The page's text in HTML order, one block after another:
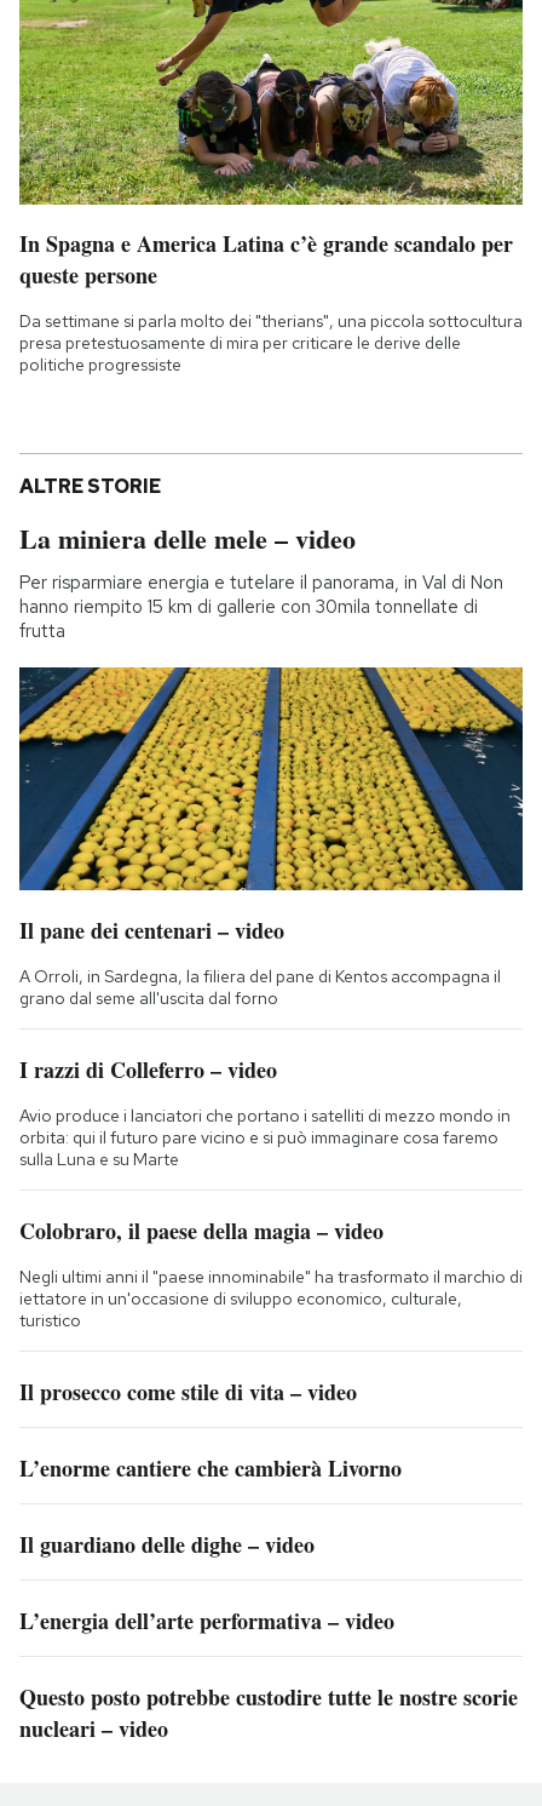
In Spagna e America Latina c’è grande scandalo per
queste persone
Da settimane si parla molto dei "therians", una piccola sottocultura
presa pretestuosamente di mira per criticare le derive delle
politiche progressiste
ALTRE STORIE
La miniera delle mele – video
Per risparmiare energia e tutelare il panorama, in Val di Non
hanno riempito 15 km di gallerie con 30mila tonnellate di
frutta
Il pane dei centenari – video
A Orroli, in Sardegna, la filiera del pane di Kentos accompagna il
grano dal seme all'uscita dal forno
I razzi di Colleferro – video
Avio produce i lanciatori che portano i satelliti di mezzo mondo in
orbita: qui il futuro pare vicino e si può immaginare cosa faremo
sulla Luna e su Marte
Colobraro, il paese della magia – video
Negli ultimi anni il "paese innominabile" ha trasformato il marchio di
iettatore in un'occasione di sviluppo economico, culturale,
turistico
Il prosecco come stile di vita – video
L’enorme cantiere che cambierà Livorno
Il guardiano delle dighe – video
L’energia dell’arte performativa – video
Questo posto potrebbe custodire tutte le nostre scorie
nucleari – video